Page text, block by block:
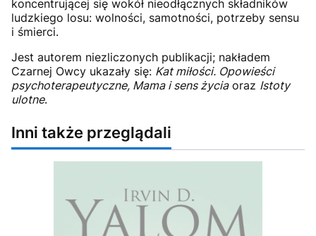
koncentrującej się wokół nieodłącznych składników
ludzkiego losu: wolności, samotności, potrzeby sensu
i śmierci.
Jest autorem niezliczonych publikacji; nakładem
Czarnej Owcy ukazały się: Kat miłości. Opowieści
psychoterapeutyczne, Mama i sens życiaoraz Istoty
ulotne.
Inni także przeglądali